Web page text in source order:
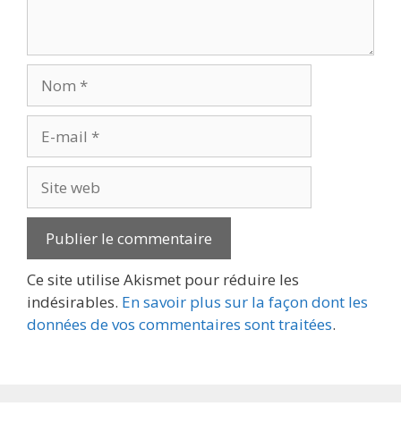
mail
web
Ce site utilise Akismet pour réduire les
indésirables. En savoir plus sur la façon dont les
données de vos commentaires sont traitées.